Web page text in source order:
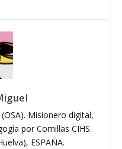
Misionero digital,
por Comillas CIHS.
ESPAÑA.